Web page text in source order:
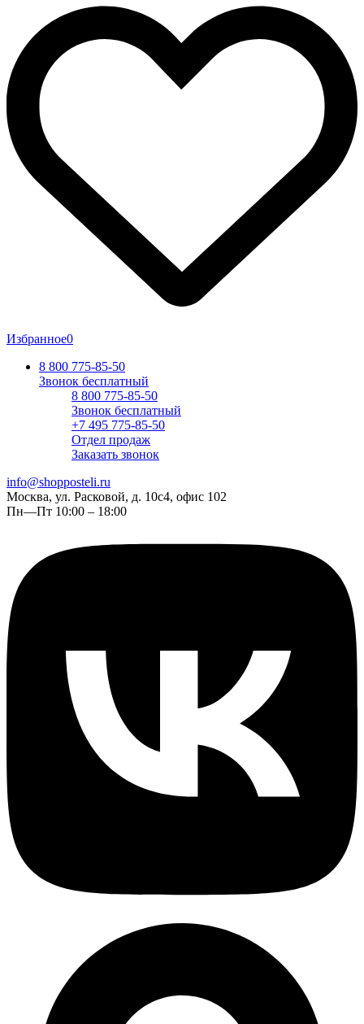
Избранное0
8 800 775-85-50
Звонок бесплатный
8 800 775-85-50
Звонок бесплатный
+7 495 775-85-50
Отдел продаж
Заказать звонок
info@shopposteli.ru
Москва, ул. Расковой, д. 10с4, офис 102
Пн—Пт 10:00 – 18:00